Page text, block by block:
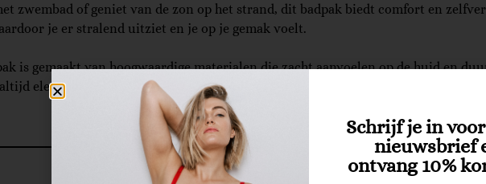
zwembad of geniet van de zon op het strand, dit badpak biedt comfort en
je er stralend uitziet en je op je gemak voelt.
is gemaakt van hoogwaardige materialen die zacht aanvoelen op de huid en
elegant uitziet, ongeacht de trends.
Schrijf je in
nieuwsbrief
ontvang 10%